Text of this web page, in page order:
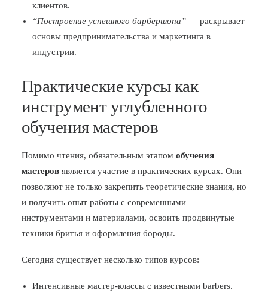
клиентов.
“Построение успешного барбершопа” — раскрывает
основы предпринимательства и маркетинга в
индустрии.
Практические курсы как
инструмент углубленного
обучения мастеров
Помимо чтения, обязательным этапом обучения
мастеров является участие в практических курсах. Они
позволяют не только закрепить теоретические знания, но
и получить опыт работы с современными
инструментами и материалами, освоить продвинутые
техники бритья и оформления бороды.
Сегодня существует несколько типов курсов:
Интенсивные мастер-классы с известными barbers.